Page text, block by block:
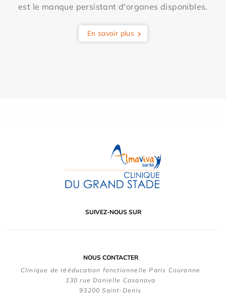
est le manque persistant d'organes disponibles.
En savoir plus
SUIVEZ-NOUS SUR
NOUS CONTACTER
Clinique de rééducation fonctionnelle Paris Couronne
130 rue Danielle Casanova
93200 Saint-Denis